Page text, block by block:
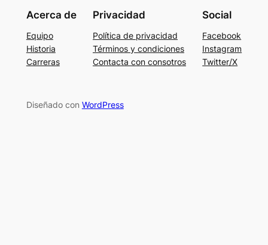
Acerca de
Equipo
Historia
Carreras
Privacidad
Política de privacidad
Términos y condiciones
Contacta con consotros
Social
Facebook
Instagram
Twitter/X
Diseñado con WordPress